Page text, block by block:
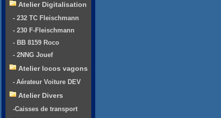
Atelier Digitalisation
- 232 TC Fleischmann
- 230 F-Fleischmann
- BB 8159 Roco
- 2NNG Jouef
Atelier locos vagons
- Aérateur Voiture DEV
Atelier Divers
-Caisses de transport